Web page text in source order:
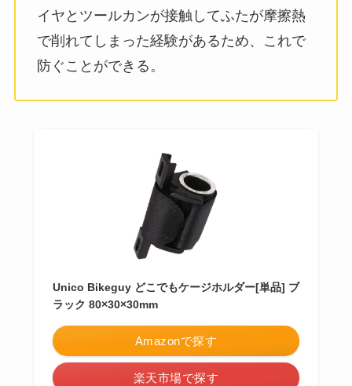
イヤとツールカンが接触してふたが摩擦熱
で削れてしまった経験があるため、これで
防ぐことができる。
Unico Bikeguy どこでもケージホルダー[単品] ブ
ラック 80×30×30mm
Amazonで探す
楽天市場で探す